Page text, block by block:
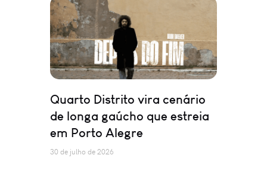
Quarto Distrito vira cenário
de longa gaúcho que estreia
em Porto Alegre
30 de julho de 2026